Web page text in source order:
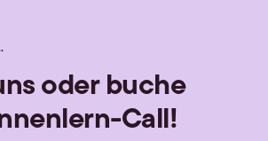
oder buche
Call!